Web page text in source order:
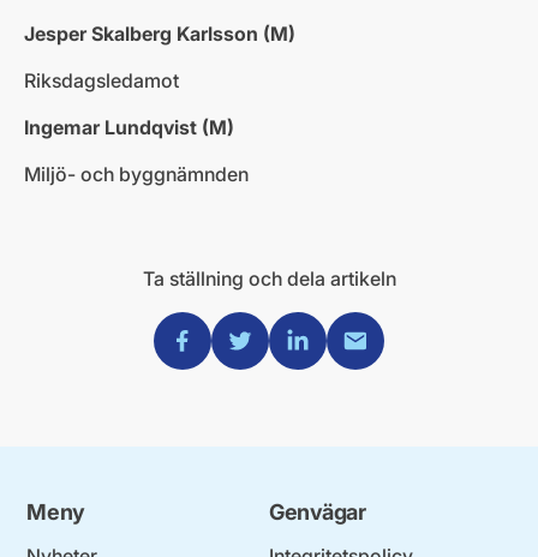
Jesper Skalberg Karlsson (M)
Riksdagsledamot
Ingemar Lundqvist (M)
Miljö- och byggnämnden
Ta ställning och dela artikeln
Dela via Facebook
Dela via Twitter
Dela via Linkedin
Dela via Mail
Meny Genvägar